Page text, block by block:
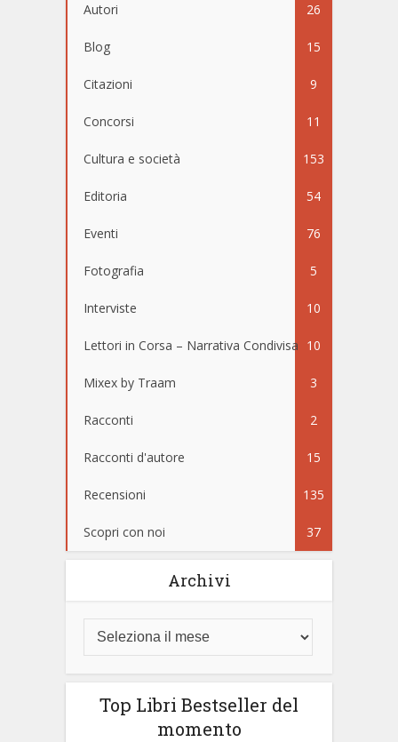
Autori 26
Blog 15
Citazioni 9
Concorsi 11
Cultura e società 153
Editoria 54
Eventi 76
Fotografia 5
Interviste 10
Lettori in Corsa – Narrativa Condivisa 10
Mixex by Traam 3
Racconti 2
Racconti d'autore 15
Recensioni 135
Scopri con noi 37
Archivi
Top Libri Bestseller del
momento